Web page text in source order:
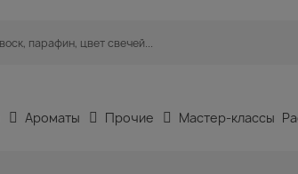
Ароматы Прочие Мастер-классы